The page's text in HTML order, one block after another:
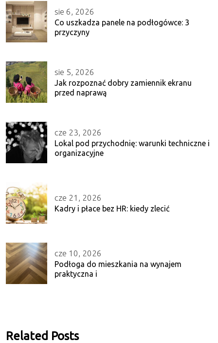
sie 6, 2026
Co uszkadza panele na podłogówce: 3
przyczyny
sie 5, 2026
Jak rozpoznać dobry zamiennik ekranu
przed naprawą
cze 23, 2026
Lokal pod przychodnię: warunki techniczne i
organizacyjne
cze 21, 2026
Kadry i płace bez HR: kiedy zlecić
cze 10, 2026
Podłoga do mieszkania na wynajem
praktyczna i
Related Posts